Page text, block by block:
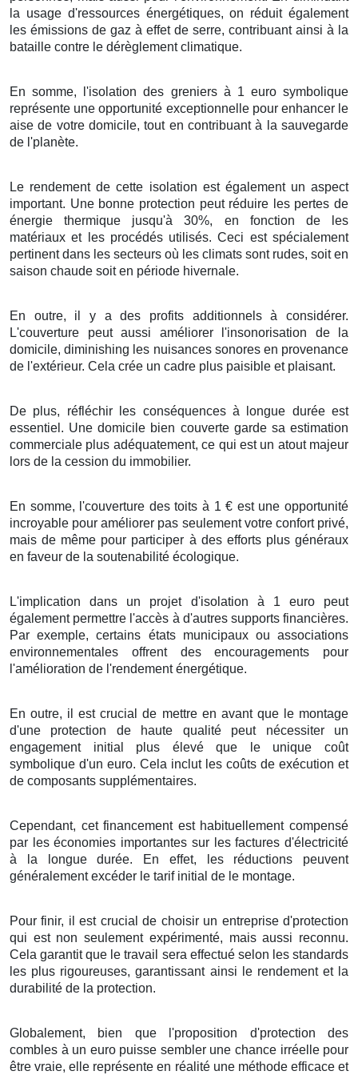
la usaged'ressources énergétiques, on réduitégalement
les émissions de gaz à effet de serre, contribuant ainsi à la
bataille contre le dérèglement climatique.
En somme, l'isolation des greniersà 1 euro symbolique
représente uneopportunité exceptionnellepour enhancerle
aise de votre domicile, tout en contribuantà la sauvegarde
de l'planète.
Le rendementde cette isolation est égalementun aspect
important. Une bonne protection peut réduire les pertes de
énergie thermique jusqu'à30%, en fonction deles
matériaux et les procédésutilisés. Ceci estspécialement
pertinentdans les secteurs où les climats sont rudes, soit en
saison chaude soit en période hivernale.
En outre, il y a des profits additionnelsàconsidérer.
L'couverture peut aussi améliorerl'insonorisation de la
domicile,diminishing les nuisances sonores en provenance
de l'extérieur. Cela crée un cadre plus paisible et plaisant.
De plus, réfléchirles conséquencesà longue duréeest
essentiel . Unedomicile bien couverte gardesaestimation
commerciale plus adéquatement, ce qui est un atout majeur
lors de la cession du immobilier.
En somme, l'couverture destoits à 1 € est uneopportunité
incroyable pouraméliorer pas seulementvotre confort privé,
maisde même pour participer à des effortsplusgénéraux
en faveur de la soutenabilité écologique.
L'implication dans un projetd'isolation à 1 europeut
également permettre l'accès à d'autres supports financières.
Par exemple, certains états municipauxouassociations
environnementales offrent desencouragements pour
l'amélioration de l'rendement énergétique.
En outre, il estcrucial de mettre en avantque le montage
d'une protection de haute qualitépeut nécessiterun
engagementinitial plus élevéque le unique coût
symbolique d'un euro. Cela inclutles coûts de exécution et
de composants supplémentaires.
Cependant, cetfinancementest habituellement compensé
par leséconomies importantes sur lesfactures d'électricité
à
la longue durée. En effet, les réductions peuvent
généralement excéder le tarifinitial de le montage.
Pour finir, il est crucial de choisirun entreprised'protection
qui est non seulement expérimenté, maisaussi reconnu.
Celagarantitque letravail sera effectuéselon lesstandards
les plus rigoureuses,garantissantainsi le rendementet la
durabilité de la protection.
Globalement, bien que l'proposition d'protection des
combles à un europuisse semblerune chance irréellepour
êtrevraie, elle représente en réalité une méthode efficaceet